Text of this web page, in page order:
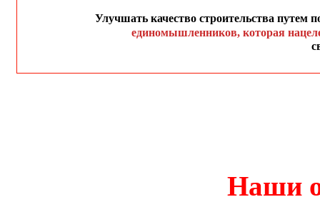
Улучшать качество строительства путем
единомышленников,которая
Наши